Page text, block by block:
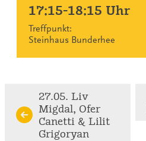
17:15-18:15 Uhr
Treffpunkt:
Steinhaus Bunderhee
Continue
Reading
27.05. Liv
Migdal, Ofer
Canetti & Lilit
Grigoryan